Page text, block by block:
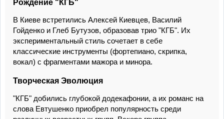
Рождение "КГБ"
В Киеве встретились Алексей Киевцев, Василий
Гойденко и Глеб Бутузов, образовав трио "КГБ". Их
экспериментальный стиль сочетает в себе
классические инструменты (фортепиано, скрипка,
вокал) с фрагментами мажора и минора.
Творческая Эволюция
"КГБ" добились глубокой додекафонии, а их романс на
слова Евтушенко приобрел популярность среди